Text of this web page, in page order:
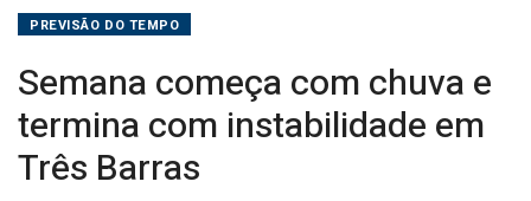
PREVISÃO DO TEMPO
Semana começa com chuva e
termina com instabilidade em
Três Barras